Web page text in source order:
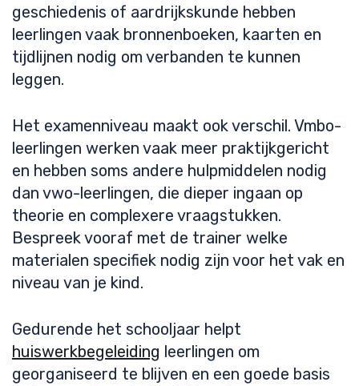
geschiedenis of aardrijkskunde hebben
leerlingen vaak bronnenboeken, kaarten en
tijdlijnen nodig om verbanden te kunnen
leggen.
Het examenniveau maakt ook verschil. Vmbo-
leerlingen werken vaak meer praktijkgericht
en hebben soms andere hulpmiddelen nodig
dan vwo-leerlingen, die dieper ingaan op
theorie en complexere vraagstukken.
Bespreek vooraf met de trainer welke
materialen specifiek nodig zijn voor het vak en
niveau van je kind.
Gedurende het schooljaar helpt
huiswerkbegeleiding leerlingen om
georganiseerd te blijven en een goede basis